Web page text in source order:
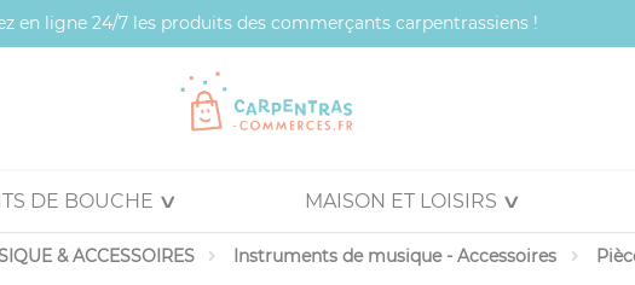
en ligne 24/7 les produits des commerçants carpentrassiens !
DE BOUCHE MAISON ET LOISIRS
& ACCESSOIRES Instruments de musique - Accessoires